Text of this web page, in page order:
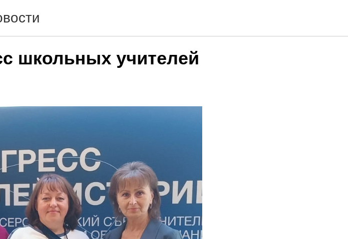
школьных учителей